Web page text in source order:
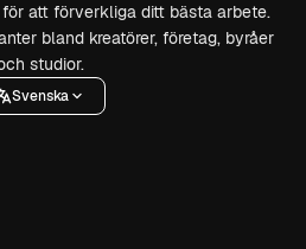
att förverkliga ditt bästa arbete.
bland kreatörer, företag, byråer
studior.
Svenska